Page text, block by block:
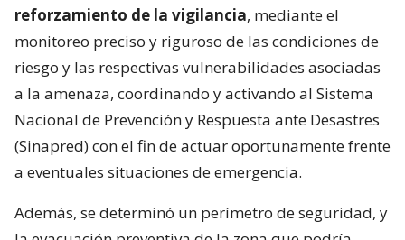
reforzamiento de la vigilancia, mediante el
monitoreo preciso y riguroso de las condiciones de
riesgo y las respectivas vulnerabilidades asociadas
a la amenaza, coordinando y activando al Sistema
Nacional de Prevención y Respuesta ante Desastres
(Sinapred) con el fin de actuar oportunamente frente
a eventuales situaciones de emergencia.
Además, se determinó un perímetro de seguridad, y